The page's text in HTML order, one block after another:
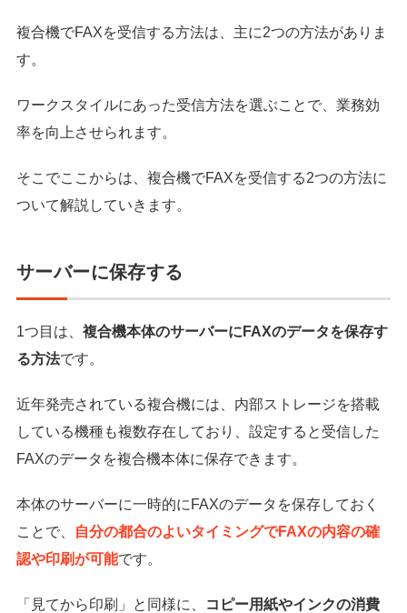
複合機でFAXを受信する方法は、主に2つの方法がありま
す。
ワークスタイルにあった受信方法を選ぶことで、業務効
率を向上させられます。
そこでここからは、複合機でFAXを受信する2つの方法に
ついて解説していきます。
サーバーに保存する
1つ目は、 複合機本体のサーバーにFAXのデータを保存す
る方法です。
近年発売されている複合機には、内部ストレージを搭載
している機種も複数存在しており、設定すると受信した
FAXのデータを複合機本体に保存できます。
本体のサーバーに一時的にFAXのデータを保存しておく
ことで、
自分の都合のよいタイミングでFAXの内容の確
認や印刷が可能です。
「見てから印刷」と同様に、
コピー用紙やインクの消費